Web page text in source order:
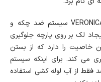
یکی از ویژگی های اتوبخار فکر مدل VERONICA سیستم ضد چکه و
لک بر روی پارچه جلوگیری
را دارد که از بستن
می کند. برای اینکه سیستم
فقط از آب لوله کشی استفاده